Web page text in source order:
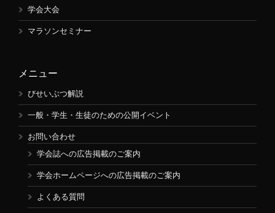
学会大会
マラソンセミナー
メニュー
びせいぶつ解説
一般・学生・生徒のための公開イベント
お問い合わせ
学会誌への広告掲載のご案内
学会ホームページへの広告掲載のご案内
よくある質問